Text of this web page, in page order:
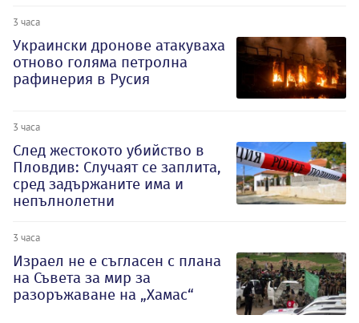
3 часа
Украински дронове атакуваха
отново голяма петролна
рафинерия в Русия
3 часа
След жестокото убийство в
Пловдив: Случаят се заплита,
сред задържаните има и
непълнолетни
3 часа
Израел не е съгласен с плана
на Съвета за мир за
разоръжаване на „Хамас“